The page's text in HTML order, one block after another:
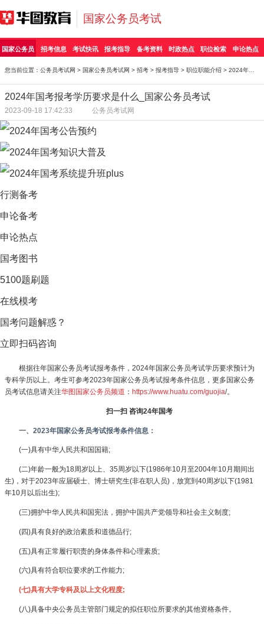
国家公务员考试
国家公务员 招考信息 考试快讯 报考指导 备考资料 时政热点 职位检索 申论热点
您当前位置： 公务员考试网 > 国家公务员考试网 > 招考 > 报考指导 > 职位职能介绍 > 2024年国考报考学历要求是什么_国家公务员考试
2024年国考报考学历要求是什么_国家公务员考试
2023-09-18 17:42:33 公务员考试网
行测备考
申论备考
申论热点
国考图书
5100题刷题
在线模考
国考问题解惑？
立即扫码咨询
根据往年国家公务员考试报考条件，2024年国家公务员考试学历要求预计为
专科学历以上。考生可参考2023年国家公务员考试报考条件信息，更多国家公务
员考试信息请关注华图国家公务员频道 ： https://www.huatu.com/guojia/。
扫一扫 咨询24年国考
一、2023年国家公务员考试报考条件信息：
(一)具有中华人民共和国国籍;
(二)年龄一般为18周岁以上、35周岁以下(1986年10月至2004年10月期间出
生)，对于2023年应届硕士、博士研究生(非在职人员)，放宽到40周岁以下(1981
年10月以后出生);
(三)拥护中华人民共和国宪法，拥护中国共产党领导和社会主义制度;
(四)具有良好的政治素质和道德品行;
(五)具有正常履行职责的身体条件和心理素质;
(六)具有符合职位要求的工作能力;
(七)具有大学专科及以上文化程度;
(八)具备中央公务员主管部门规定的拟任职位所要求的其他资格条件。